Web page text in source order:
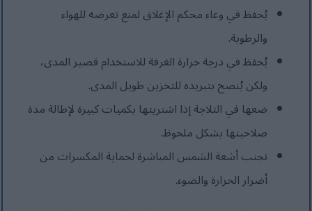
يُحفظ في وعاء محكم الإغلاق لمنع تعرضه للهواء
والرطوبة.
يُحفظ في درجة حرارة الغرفة للاستخدام قصير المدى،
ولكن يُنصح بتبريده للتخزين طويل المدى.
ضعها في الثلاجة إذا اشتريتها بكميات كبيرة لإطالة مدة
صلاحيتها بشكل ملحوظ.
تجنب أشعة الشمس المباشرة لحماية المكسرات من
أضرار الحرارة والضوء.